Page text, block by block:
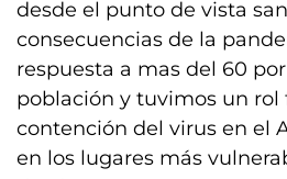
desde el punto de vista
consecuencias de la
respuesta a mas del 60
población y tuvimos un
contención del virus en el
en los lugares más